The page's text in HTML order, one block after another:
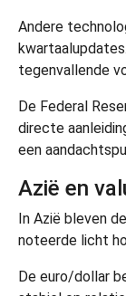
Andere
tegenvallende
De Federal
directe
een
Azië en
In Azië bleven
noteerde licht
De euro/dollar